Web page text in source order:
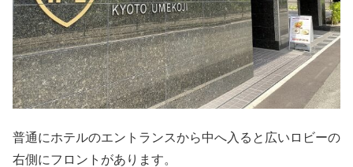
普通にホテルのエントランスから中へ入ると広いロビーの
右側にフロントがあります。